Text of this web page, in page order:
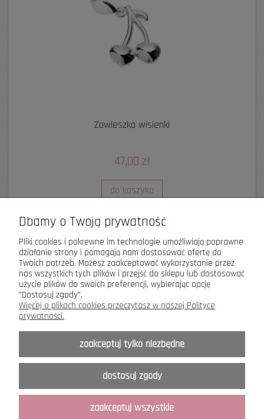
Zawieszka wisienki
47,00 zł
do koszyka
« 1 2 3 4 5 »
Astyle Biżuteria z charakterem
Informacje Ogólne
O nas
Dbamy o Twoją prywatność
Pliki cookies i pokrewne im technologie umożliwiają poprawne
działanie strony i pomagają nam dostosować ofertę do
Twoich potrzeb. Możesz zaakceptować wykorzystanie przez
nas wszystkich tych plików i przejść do sklepu lub dostosować
użycie plików do swoich preferencji, wybierając opcję
"Dostosuj zgody".
Więcej o plikach cookies przeczytasz w naszej Polityce
prywatności.
zaakceptuj tylko niezbędne
dostosuj zgody
zaakceptuj wszystkie